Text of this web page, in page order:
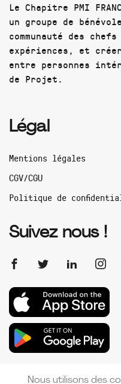
Le Chapitre PMI
un groupe de
communauté des
expériences, et créer
entre personnes
de Projet.
Légal
Mentions légales
CGV/CGU
Politique de
Suivez nous !
Nous utilisons des